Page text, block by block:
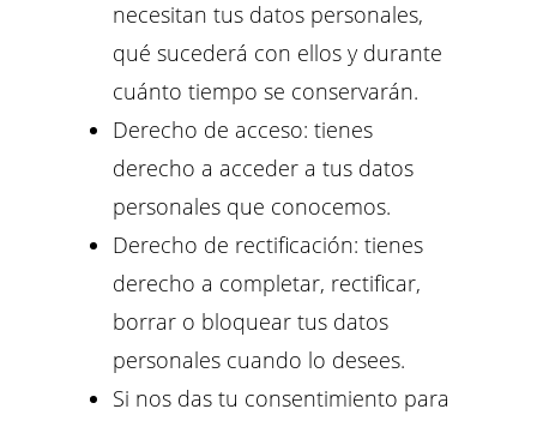
necesitan tus datos personales,
qué sucederá con ellos y durante
cuánto tiempo se conservarán.
Derecho de acceso: tienes
derecho a acceder a tus datos
personales que conocemos.
Derecho de rectificación: tienes
derecho a completar, rectificar,
borrar o bloquear tus datos
personales cuando lo desees.
Si nos das tu consentimiento para